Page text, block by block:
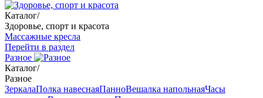
Каталог/
Здоровье, спорт и красота
Массажные кресла
Перейти в раздел
Разное
Каталог/
Разное
ЗеркалаПолка навеснаяПанноВешалка напольнаяЧасы